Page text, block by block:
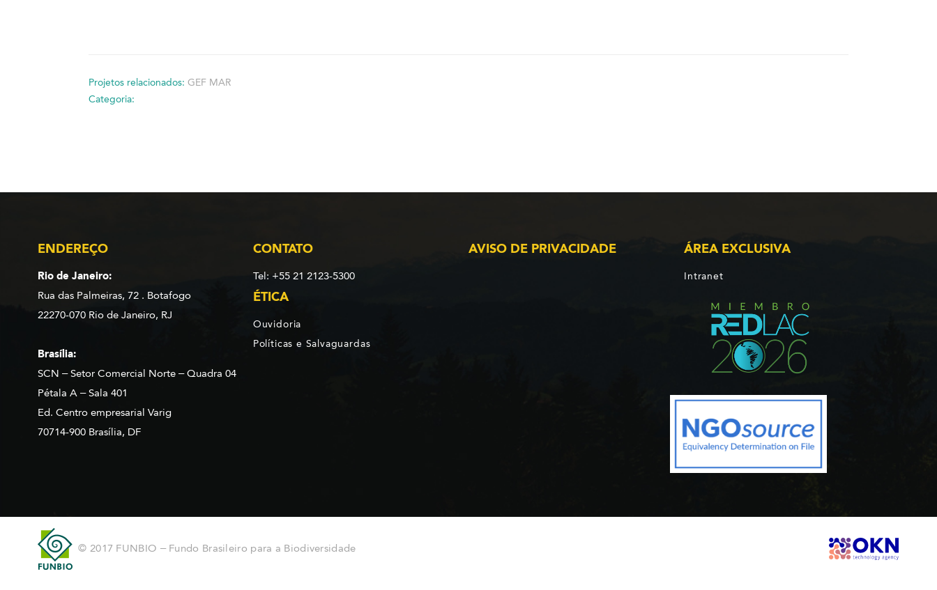
Projetos relacionados: GEF MAR
Categoria:
ENDEREÇO
Rio de Janeiro:
Rua das Palmeiras, 72 . Botafogo
22270-070 Rio de Janeiro, RJ
Brasília:
SCN – Setor Comercial Norte – Quadra 04
Pétala A – Sala 401
Ed. Centro empresarial Varig
70714-900 Brasília, DF
CONTATO
Tel: +55 21 2123-5300
AVISO DE PRIVACIDADE ÁREA EXCLUSIVA
Intranet
ÉTICA
Ouvidoria
Políticas e Salvaguardas
© 2017 FUNBIO – Fundo Brasileiro para a Biodiversidade